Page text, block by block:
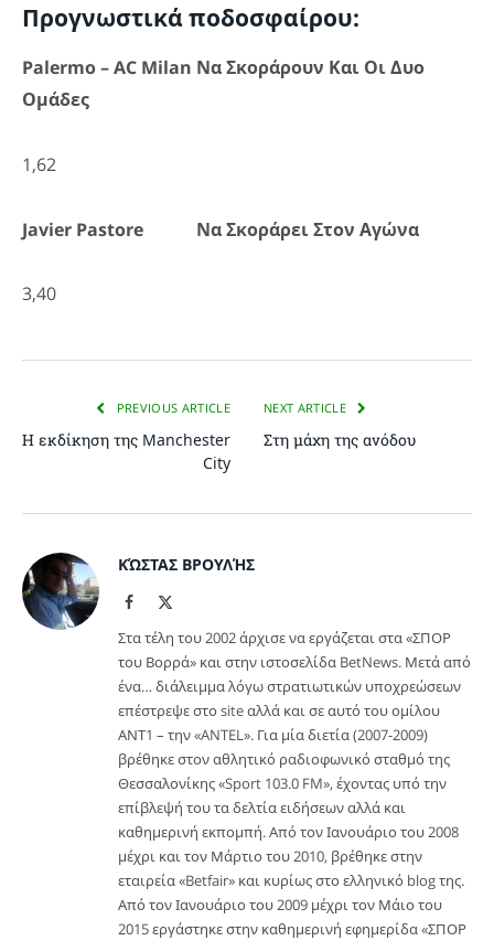
Προγνωστικά ποδοσφαίρου:
Palermo –AC Milan Να Σκοράρουν Και Οι Δυο
Ομάδες
1,62
Javier Pastore Να Σκοράρει Στον Αγώνα
3,40
PREVIOUS ARTICLE
Η εκδίκηση της Manchester
City
NEXT ARTICLE
Στη μάχη της ανόδου
ΚΏΣΤΑΣ ΒΡΟΥΛΉΣ
Facebook
Στα τέλη του 2002 άρχισε να εργάζεται στα «ΣΠΟΡ
του Βορρά» και στην ιστοσελίδα BetNews. Μετά από
ένα… διάλειμμα λόγω στρατιωτικών υποχρεώσεων
επέστρεψε στο site αλλά και σε αυτό του ομίλου
ΑΝΤ1 – την «ANTEL». Για μία διετία (2007-2009)
βρέθηκε στον αθλητικό ραδιοφωνικό σταθμό της
Θεσσαλονίκης «Sport 103.0 FM», έχοντας υπό την
επίβλεψή του τα δελτία ειδήσεων αλλά και
καθημερινή εκπομπή. Από τον Ιανουάριο του 2008
μέχρι και τον Μάρτιο του 2010, βρέθηκε στην
εταιρεία «Betfair» και κυρίως στο ελληνικό blog της.
Από τον Ιανουάριο του 2009 μέχρι τον Μάιο του
2015 εργάστηκε στην καθημερινή εφημερίδα «ΣΠΟΡ